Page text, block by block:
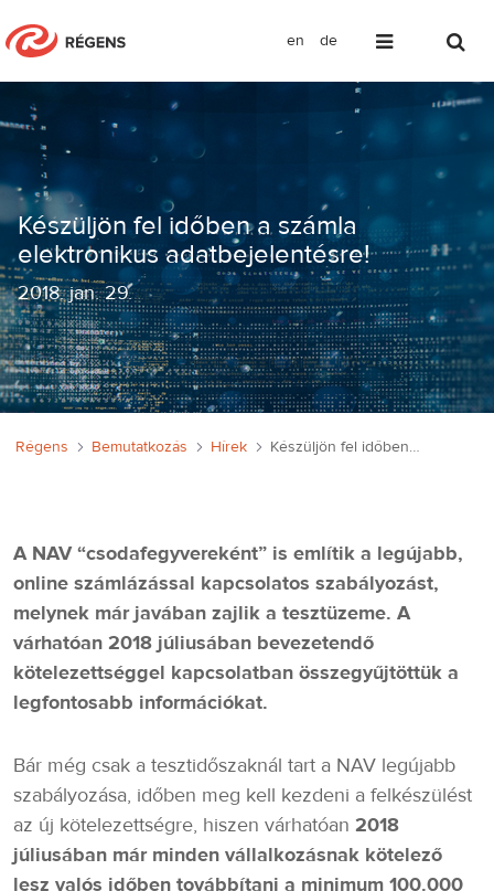
en de
Készüljön fel időben a számla
Régens Bemutatkozás Hírek Készüljön fel időben a számla elektronikus adatbejelentésre!
Készüljön fel időben a számla
elektronikus adatbejelentésre!
2018.jan. 29.
A NAV “csodafegyvereként” is említik a legújabb,
online számlázással kapcsolatos szabályozást,
melynek már javában zajlik a tesztüzeme. A
várhatóan 2018 júliusában bevezetendő
kötelezettséggel kapcsolatban összegyűjtöttük a
legfontosabb információkat.
Bár még csak a tesztidőszaknál tart a NAV legújabb
szabályozása, időben meg kell kezdeni a felkészülést
az új kötelezettségre, hiszen várhatóan 2018
júliusában már minden vállalkozásnak kötelező
lesz valós időben továbbítani a minimum 100.000